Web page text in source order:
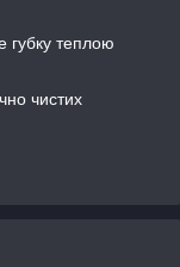
губку теплою
чистих